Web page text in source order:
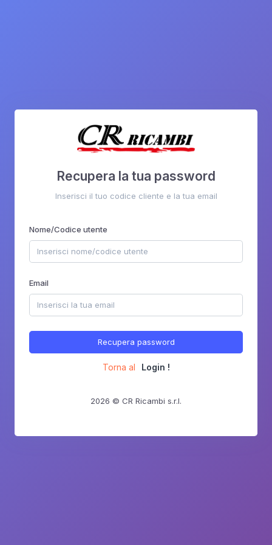
Recupera la tua password
Inserisci il tuo codice cliente e la tua email
Nome/Codice utente
Email
Recupera password
Torna al Login !
2026 © CR Ricambi s.r.l.